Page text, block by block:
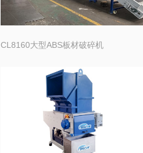
CL8160大型ABS板材破碎机